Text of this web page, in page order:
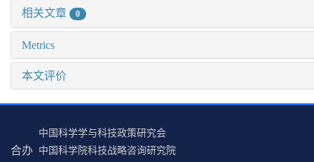
相关文章 0
Metrics
本文评价
合办
中国科学学与科技政策研究会
中国科学院科技战略咨询研究院